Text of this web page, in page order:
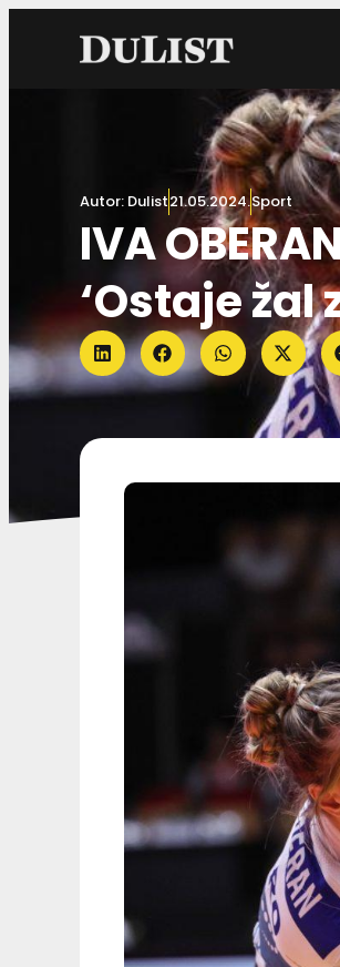
Autor: Dulist21.05.2024.Sport
IVA
‘Ostaje žal